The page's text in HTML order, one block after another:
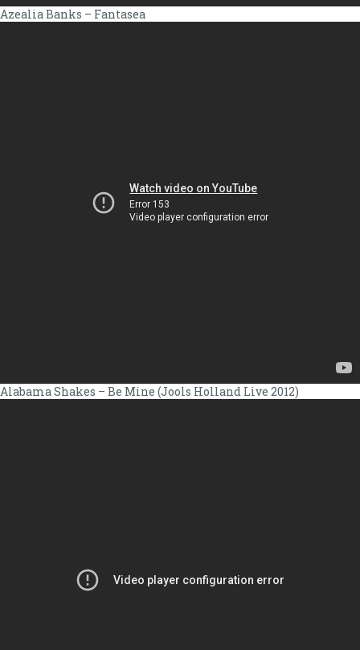
Azealia Banks – Fantasea
Alabama Shakes – Be Mine (Jools Holland Live 2012)